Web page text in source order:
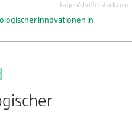
katjen/shutterstock.com
Innovationen in